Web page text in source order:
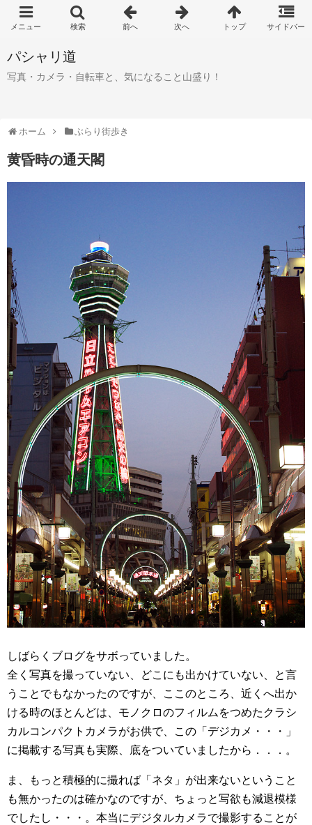
パシャリ道
写真・カメラ・自転車と、気になること山盛り！
ホーム ぶらり街歩き
黄昏時の通天閣
しばらくブログをサボっていました。
全く写真を撮っていない、どこにも出かけていない、と言
うことでもなかったのですが、ここのところ、近くへ出か
ける時のほとんどは、モノクロのフィルムをつめたクラシ
カルコンパクトカメラがお供で、この「デジカメ・・・」
に掲載する写真も実際、底をついていましたから．．．。
ま、もっと積極的に撮れば「ネタ」が出来ないということ
も無かったのは確かなのですが、ちょっと写欲も減退模様
でしたし・・・。本当にデジタルカメラで撮影することが